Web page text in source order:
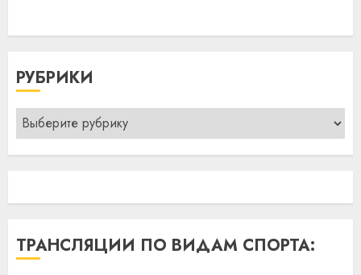
РУБРИКИ
Рубрики
ТРАНСЛЯЦИИ ПО ВИДАМ СПОРТА: